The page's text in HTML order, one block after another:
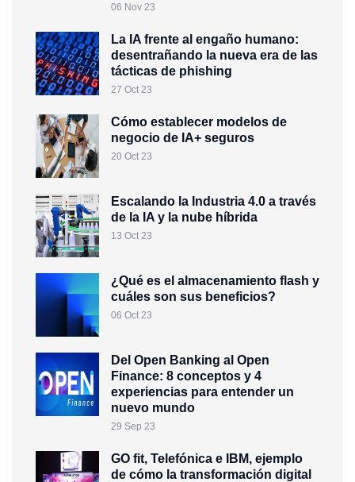
06 Nov 23
La IA frente al engaño humano:
desentrañando la nueva era de las
tácticas de phishing
27 Oct 23
Cómo establecer modelos de
negocio de IA+ seguros
20 Oct 23
Escalando la Industria 4.0 a través
de la IA y la nube híbrida
13 Oct 23
¿Qué es el almacenamiento flash y
cuáles son sus beneficios?
06 Oct 23
Del Open Banking al Open
Finance: 8 conceptos y 4
experiencias para entender un
nuevo mundo
29 Sep 23
GO fit, Telefónica e IBM, ejemplo
de cómo la transformación digital